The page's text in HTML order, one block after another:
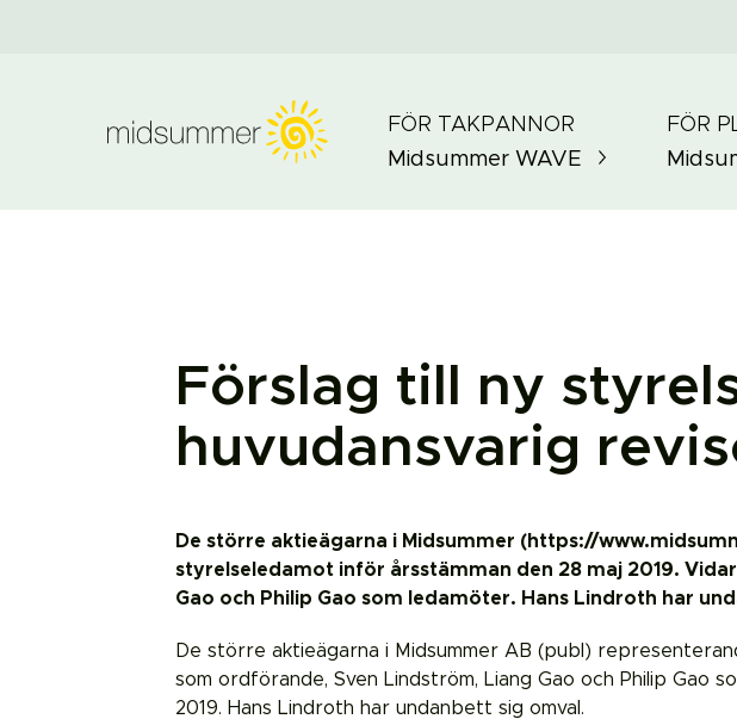
FÖR TAKPANNOR
Midsummer WAVE
FÖR
Förslag till ny
huvudansvarig
De större aktieägarna i Midsummer (https://
styrelseledamot inför årsstämman den 28 maj 2019.
Gao och Philip Gao som ledamöter. Hans Lindroth har
De större aktieägarna i Midsummer AB (publ)
som ordförande, Sven Lindström, Liang Gao och Philip Gao
2019. Hans Lindroth har undanbett sig omval.